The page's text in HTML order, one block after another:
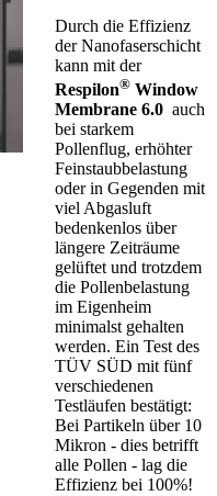
Durch die Effizienz
der Nanofaserschicht
kann mit der
Respilon® Window
Membrane 6.0 auch
bei starkem
Pollenflug, erhöhter
Feinstaubbelastung
oder in Gegenden mit
viel Abgasluft
bedenkenlos über
längere Zeiträume
gelüftet und trotzdem
die Pollenbelastung
im Eigenheim
minimalst gehalten
werden. Ein Test des
TÜV SÜD mit fünf
verschiedenen
Testläufen bestätigt:
Bei Partikeln über 10
Mikron - dies betrifft
alle Pollen - lag die
Effizienz bei 100%!